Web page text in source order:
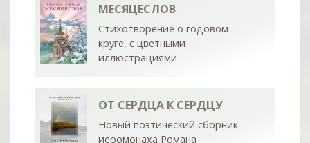
МЕСЯЦЕСЛОВ
Стихотворение о годовом
круге, с цветными
иллюстрациями
ОТ СЕРДЦА К СЕРДЦУ
Новый поэтический сборник
иеромонаха Романа